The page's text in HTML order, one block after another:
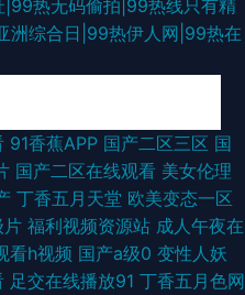
热无码偷拍|99热线只有精
洲综合日|99热伊人网|99热在
超碰激情总站 黑丝国产在线 欧美日
忍 少妇精品一区二区三区 91极品福
成社区 日韩色欲网 91岛国婷婷 国产
91香蕉APP 国产二区三区 国
国产二区在线观看 美女伦理
丁香五月天堂 欧美变态一区
片 福利视频资源站 成人午夜在
看h视频 国产a级0 变性人妖
足交在线播放91 丁香五月色网